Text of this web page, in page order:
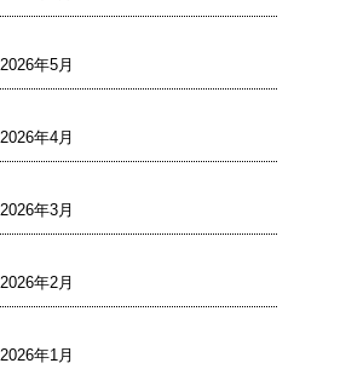
2026年5月
2026年4月
2026年3月
2026年2月
2026年1月